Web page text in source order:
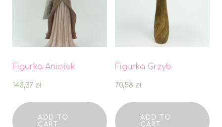
Figurka Aniołek
143,37 zł
ADD TO
CART
Figurka Grzyb
70,58 zł
ADD TO
CART